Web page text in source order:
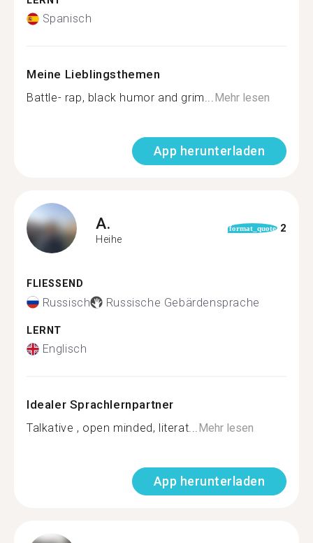
Spanisch
Meine Lieblingsthemen
Battle- rap, black humor and grim...Mehr lesen
App herunterladen
A.
Heihe
format_quote 2
FLIESSEND
Russisch Russische Gebärdensprache
LERNT
Englisch
Idealer Sprachlernpartner
Talkative , open minded, literat...Mehr lesen
App herunterladen